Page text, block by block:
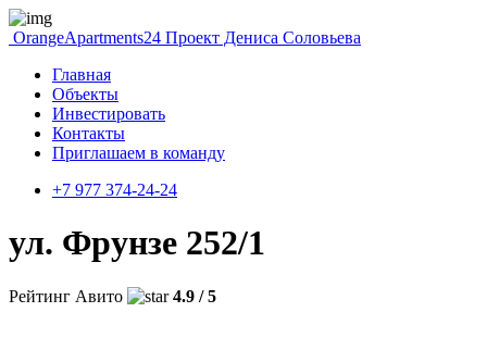
OrangeApartments24 Проект Дениса Соловьева
Главная
Объекты
Инвестировать
Контакты
Приглашаем в команду
+7 977 374-24-24
ул. Фрунзе 252/1
Рейтинг Авито 4.9 / 5